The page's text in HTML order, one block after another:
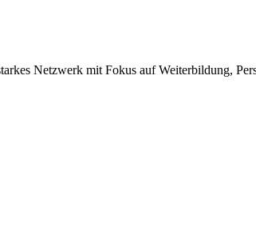
Netzwerk mit Fokus auf Weiterbildung,